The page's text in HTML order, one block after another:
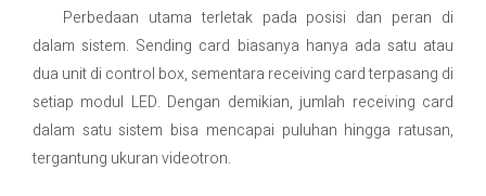
Perbedaan utama terletak pada posisi dan peran di
dalam sistem. Sending card biasanya hanya ada satu atau
dua unit di control box, sementara receiving card terpasang di
setiap modul LED. Dengan demikian, jumlah receiving card
dalam satu sistem bisa mencapai puluhan hingga ratusan,
tergantung ukuran videotron.